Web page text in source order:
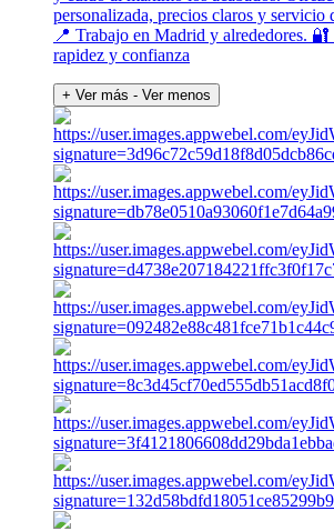
personalizada, precios claros y servicio
📍 Trabajo en Madrid y alrededores.
rapidez y confianza
+ Ver más - Ver menos